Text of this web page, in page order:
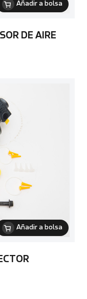
Añadir a bolsa
DE AIRE
Añadir a bolsa